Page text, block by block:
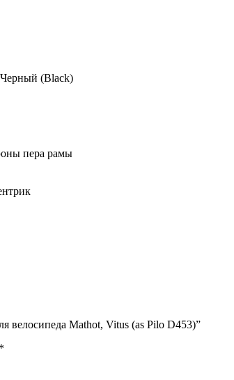
Черный (Black)
пера рамы
велосипеда Mathot, Vitus (as Pilo D453)”
*